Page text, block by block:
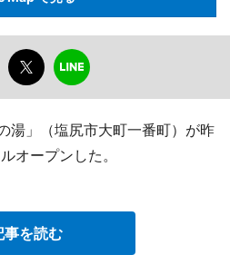
湯」（塩尻市大町一番町）が昨
オープンした。
事を読む